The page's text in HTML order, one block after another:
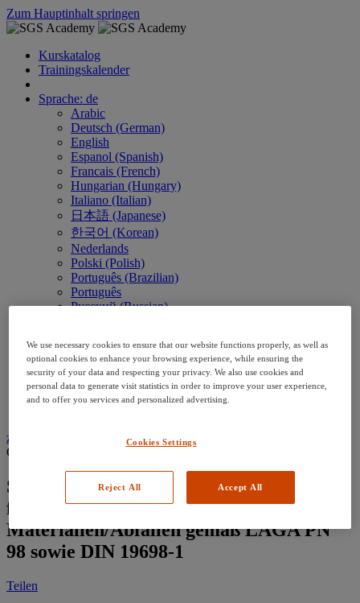
Zum Hauptinhalt springen
Kurskatalog
Trainingskalender
Sprache: de
Arabic
Deutsch (German)
English
Espanol (Spanish)
Francais (French)
Hungarian (Hungary)
Italiano (Italian)
日本語 (Japanese)
한국어 (Korean)
Nederlands
Polski (Polish)
Português (Brazilian)
Português
Русский (Russian)
繁體 Chinese (Traditional)
Kontaktieren Sie uns
Anmelden oder Konto erstellen
zurück zum Trainingsangebot
Geplant (7 Kurse)
Sachkundelehrgang Probenahme von
festen und stichfesten
Materialien/Abfällen gemäß LAGA PN
98 sowie DIN 19698-1
Teilen
We use necessary cookies to ensure that our website functions properly, as well as
optional cookies to enhance your browsing experience, while ensuring the
security of your data and respecting your privacy. We also use cookies and
personal data to generate visit statistics in order to improve your user experience,
and to offer you services and personalized advertising.
Cookies Settings
Reject All Accept All